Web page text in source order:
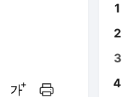
1
2
3
4